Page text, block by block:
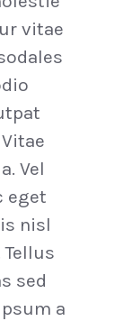
vitae
Vel
eget
nisl
sed
a